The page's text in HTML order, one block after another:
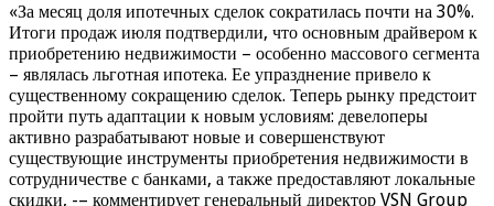
«За месяц доля ипотечных сделок сократилась почти на 30%.
Итоги продаж июля подтвердили, что основным драйвером к
приобретению недвижимости – особенно массового сегмента
– являлась льготная ипотека. Ее упразднение привело к
существенному сокращению сделок. Теперь рынку предстоит
пройти путь адаптации к новым условиям: девелоперы
активно разрабатывают новые и совершенствуют
существующие инструменты приобретения недвижимости в
сотрудничестве с банками, а также предоставляют локальные
скидки, -– комментирует генеральный директор VSN Group